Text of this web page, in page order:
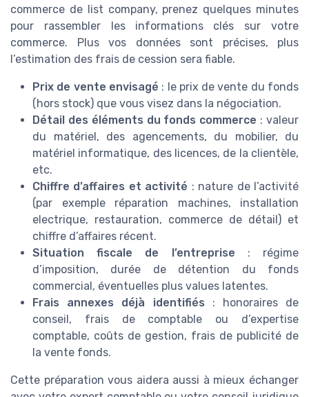
commerce de list company, prenez quelques minutes
pour rassembler les informations clés sur votre
commerce. Plus vos données sont précises, plus
l’estimation des frais de cession sera fiable.
Prix de vente envisagé : le prix de vente du fonds
(hors stock) que vous visez dans la négociation.
Détail des éléments du fonds commerce : valeur
du matériel, des agencements, du mobilier, du
matériel informatique, des licences, de la clientèle,
etc.
Chiffre d’affaires et activité : nature de l’activité
(par exemple réparation machines, installation
electrique, restauration, commerce de détail) et
chiffre d’affaires récent.
Situation fiscale de l’entreprise : régime
d’imposition, durée de détention du fonds
commercial, éventuelles plus values latentes.
Frais annexes déjà identifiés : honoraires de
conseil, frais de comptable ou d’expertise
comptable, coûts de gestion, frais de publicité de
la vente fonds.
Cette préparation vous aidera aussi à mieux échanger